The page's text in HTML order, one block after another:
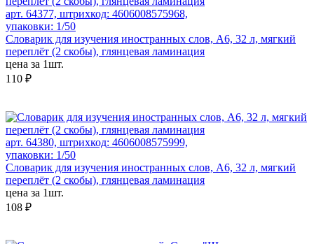
арт. 64377, штрихкод: 4606008575968,
упаковки: 1/50
Словарик для изучения иностранных слов, А6, 32 л, мягкий
переплёт (2 скобы), глянцевая ламинация
цена за 1шт.
110 ₽
арт. 64380, штрихкод: 4606008575999,
упаковки: 1/50
Словарик для изучения иностранных слов, А6, 32 л, мягкий
переплёт (2 скобы), глянцевая ламинация
цена за 1шт.
108 ₽